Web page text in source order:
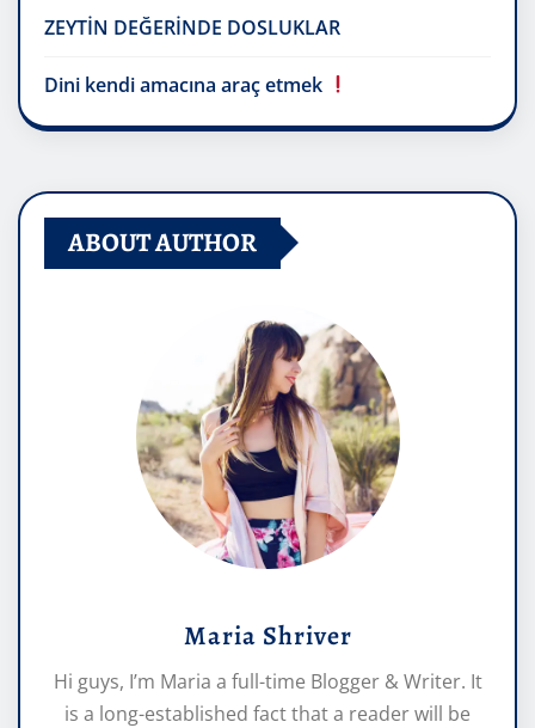
ZEYTİN DEĞERİNDE DOSLUKLAR
Dini kendi amacına araç etmek
ABOUT AUTHOR
Maria Shriver
Hi guys, I’m Maria a full-time Blogger & Writer. It
is a long-established fact that a reader will be